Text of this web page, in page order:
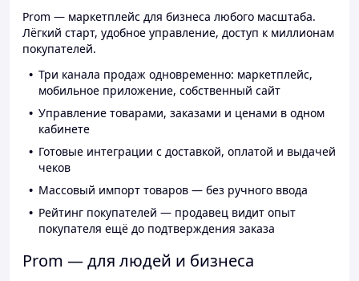
Prom — маркетплейс для бизнеса любого масштаба.
Лёгкий старт, удобное управление, доступ к миллионам
покупателей.
Три канала продаж одновременно: маркетплейс,
мобильное приложение, собственный сайт
Управление товарами, заказами и ценами в одном
кабинете
Готовые интеграции с доставкой, оплатой и выдачей
чеков
Массовый импорт товаров — без ручного ввода
Рейтинг покупателей — продавец видит опыт
покупателя ещё до подтверждения заказа
Prom — для людей и бизнеса